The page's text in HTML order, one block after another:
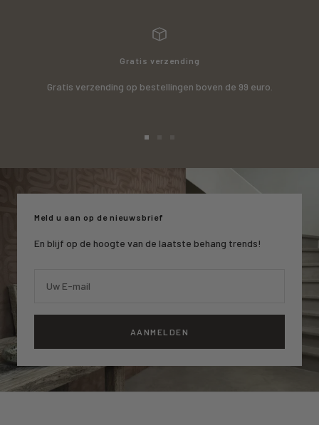
Gratis verzending
Gratis verzending op bestellingen boven de 99 euro.
1
2
slide
3
Meld u aan op de nieuwsbrief
En blijf op de hoogte van de laatste behang trends!
Uw E-mail
AANMELDEN